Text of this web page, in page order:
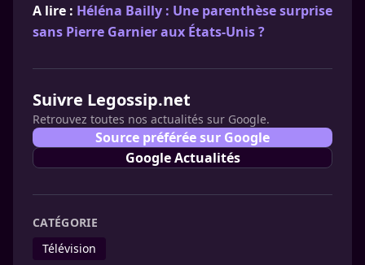
A lire : Héléna Bailly : Une parenthèse surprise
sans Pierre Garnier aux États-Unis ?
Suivre Legossip.net
Retrouvez toutes nos actualités sur Google.
Source préférée sur Google
Google Actualités
CATÉGORIE
Télévision